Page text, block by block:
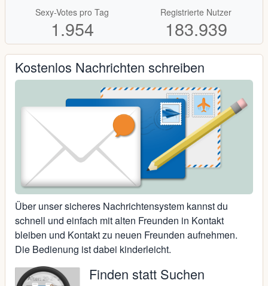
Sexy-Votes pro Tag
1.954
Registrierte Nutzer
183.939
Kostenlos Nachrichten schreiben
Über unser sicheres Nachrichtensystem kannst du
schnell und einfach mit alten Freunden in Kontakt
bleiben und Kontakt zu neuen Freunden aufnehmen.
Die Bedienung ist dabei kinderleicht.
Finden statt Suchen